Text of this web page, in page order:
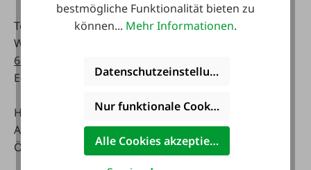
Tel:
0043 7672 716-0
WhatsApp:
63514619
E-Mail:
info@faie.at
Handelsstraße 9
A-4844 Regau
Österreich
Mo - Fr:
08:00 - 12:00 Uhr
Fachmarkt
Mo - Fr:
08:00 - 17:00 Uhr
bestmögliche Funktionalität bieten zu
können... Mehr Informationen.
Datenschutzeinstellungen
Nur funktionale Cookies akzeptieren
Alle Cookies akzeptieren